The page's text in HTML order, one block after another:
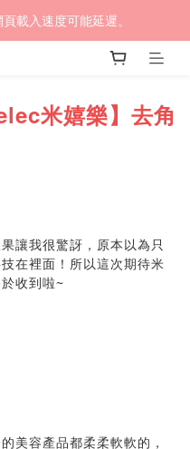
LED循環涼風桌扇
載入速度可能延遲。
🎁 LED循環涼風桌扇
米嬉樂】 去角
讓我很驚訝，原本以為只
在裡面！所以這次期待米
收到啦~
美容產品都柔柔軟軟的，